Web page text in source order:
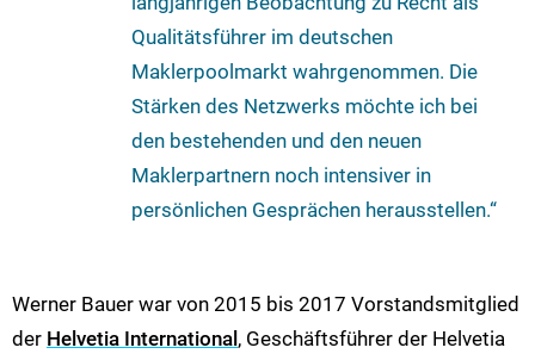
Qualitätsführer im deutschen
Maklerpoolmarkt wahrgenommen. Die
Stärken des Netzwerks möchte ich bei
den bestehenden und den neuen
Maklerpartnern noch intensiver in
persönlichen Gesprächen herausstellen.“
Werner Bauer war von 2015 bis 2017 Vorstandsmitglied
der Helvetia International , Geschäftsführer der Helvetia